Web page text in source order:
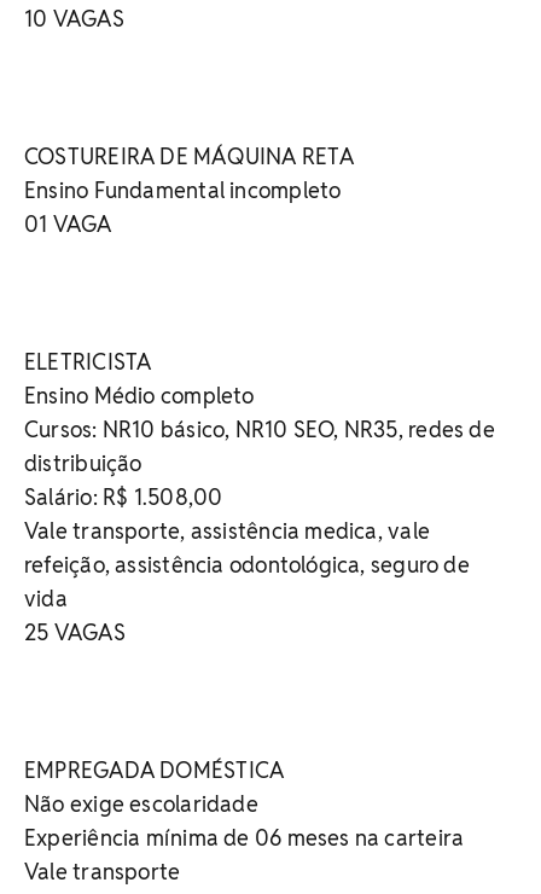
10 VAGAS
COSTUREIRA DE MÁQUINA RETA
Ensino Fundamental incompleto
01 VAGA
ELETRICISTA
Ensino Médio completo
Cursos: NR10 básico, NR10 SEO, NR35, redes de
distribuição
Salário: R$ 1.508,00
Vale transporte, assistência medica, vale
refeição, assistência odontológica, seguro de
vida
25 VAGAS
EMPREGADA DOMÉSTICA
Não exige escolaridade
Experiência mínima de 06 meses na carteira
Vale transporte